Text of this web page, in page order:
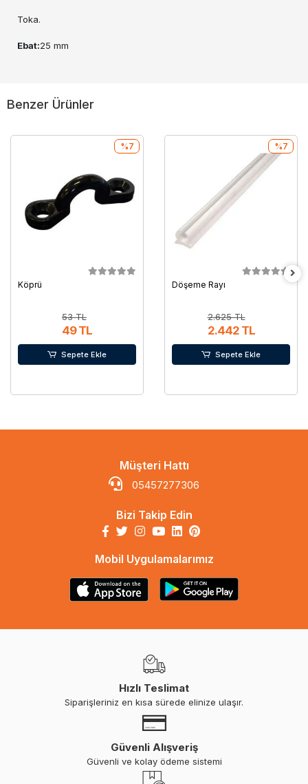
Toka.
Ebat:25 mm
Benzer Ürünler
Köprü
53 TL
49 TL
%7
Sepete Ekle
Döşeme Rayı
2.625 TL
2.442 TL
%7
Sepete Ekle
Müşteri Hattı
05457277306
Bizi Takip Edin
Mobil Uygulamalarımız
Hızlı Teslimat
Siparişleriniz en kısa sürede elinize ulaşır.
Güvenli Alışveriş
Güvenli ve kolay ödeme sistemi